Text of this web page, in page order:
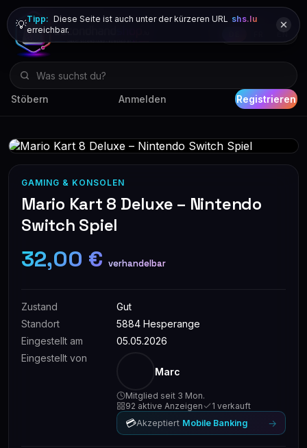
Stöbern Anmelden Registrieren
💡Tipp: Diese Seite ist auch unter der kürzeren URL shs.lu
erreichbar.
GAMING & KONSOLEN
Mario Kart 8 Deluxe – Nintendo
Switch Spiel
32,00 € verhandelbar
Zustand
Gut
Standort
5884 Hesperange
Eingestellt am
05.05.2026
Eingestellt von
Marc
Mitglied seit 3 Mon.
92 aktive Anzeigen
1 verkauft
💳Akzeptiert Mobile Banking →